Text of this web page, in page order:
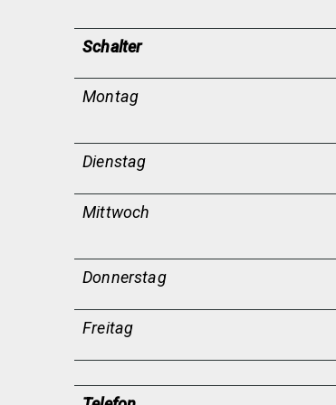
Schalter
Montag
Dienstag
Mittwoch
Donnerstag
Freitag